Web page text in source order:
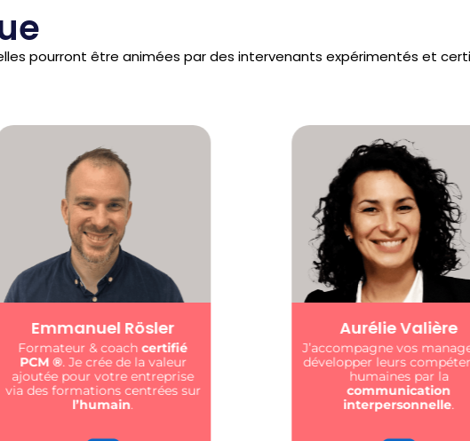
pourront être animées par des intervenants expérimentés et
Aurélie Valière
J’accompagne vos managers à
développer leurs compétences
humaines par la
communication
interpersonnelle
Michelle
Formatrice et
cœur d’intervenir
individus pour que le
soit un espace de
vue d’une santé